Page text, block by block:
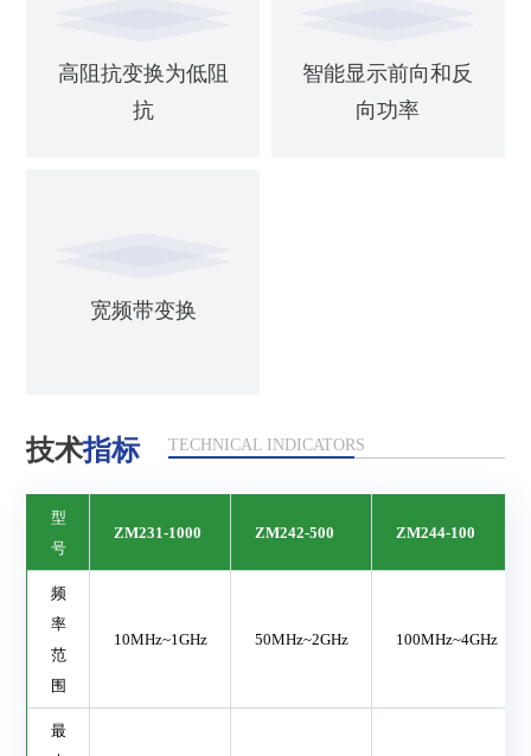
高阻抗变换为低阻
抗
智能显示前向和反
向功率
宽频带变换
技术指标 TECHNICAL INDICATORS
型
号
ZM231-1000 ZM242-500 ZM244-100
频
率
范
围
10MHz~1GHz 50MHz~2GHz 100MHz~4GHz
最